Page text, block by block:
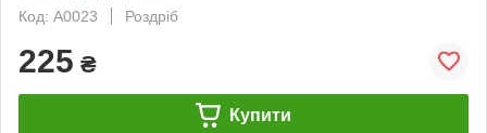
Код: A0023
Роздріб
225 ₴
Купити